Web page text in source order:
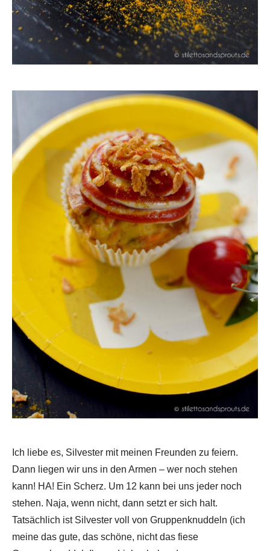
Ich liebe es, Silvester mit meinen Freunden zu feiern.
Dann liegen wir uns in den Armen – wer noch stehen
kann! HA! Ein Scherz. Um 12 kann bei uns jeder noch
stehen. Naja, wenn nicht, dann setzt er sich halt.
Tatsächlich ist Silvester voll von Gruppenknuddeln (ich
meine das gute, das schöne, nicht das fiese